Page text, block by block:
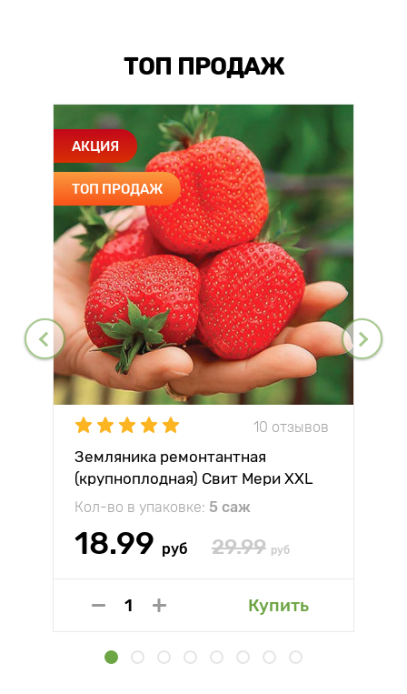
ТОП ПРОДАЖ
АКЦИЯ
ТОП ПРОДАЖ
10 отзывов
Земляника ремонтантная
(крупноплодная) Свит Мери XXL
Кол-во в упаковке: 5 саж
18.99 руб 29.99 руб
Купить